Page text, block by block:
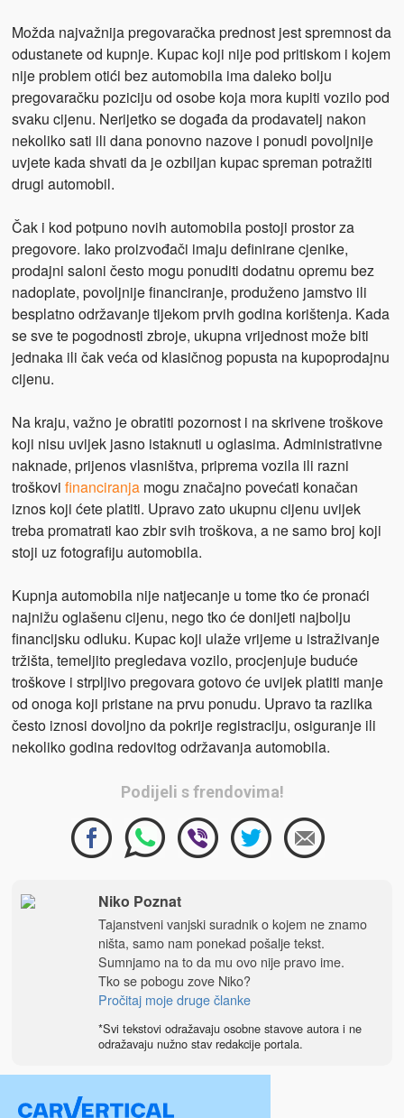
Možda najvažnija pregovaračka prednost jest spremnost da
odustanete od kupnje. Kupac koji nije pod pritiskom i kojem
nije problem otići bez automobila ima daleko bolju
pregovaračku poziciju od osobe koja mora kupiti vozilo pod
svaku cijenu. Nerijetko se događa da prodavatelj nakon
nekoliko sati ili dana ponovno nazove i ponudi povoljnije
uvjete kada shvati da je ozbiljan kupac spreman potražiti
drugi automobil.
Čak i kod potpuno novih automobila postoji prostor za
pregovore. Iako proizvođači imaju definirane cjenike,
prodajni saloni često mogu ponuditi dodatnu opremu bez
nadoplate, povoljnije financiranje, produženo jamstvo ili
besplatno održavanje tijekom prvih godina korištenja. Kada
se sve te pogodnosti zbroje, ukupna vrijednost može biti
jednaka ili čak veća od klasičnog popusta na kupoprodajnu
cijenu.
Na kraju, važno je obratiti pozornost i na skrivene troškove
koji nisu uvijek jasno istaknuti u oglasima. Administrativne
naknade, prijenos vlasništva, priprema vozila ili razni
troškovi financiranjamogu značajno povećati konačan
iznos koji ćete platiti. Upravo zato ukupnu cijenu uvijek
treba promatrati kao zbir svih troškova, a ne samo broj koji
stoji uz fotografiju automobila.
Kupnja automobila nije natjecanje u tome tko će pronaći
najnižu oglašenu cijenu, nego tko će donijeti najbolju
financijsku odluku. Kupac koji ulaže vrijeme u istraživanje
tržišta, temeljito pregledava vozilo, procjenjuje buduće
troškove i strpljivo pregovara gotovo će uvijek platiti manje
od onoga koji pristane na prvu ponudu. Upravo ta razlika
često iznosi dovoljno da pokrije registraciju, osiguranje ili
nekoliko godina redovitog održavanja automobila.
Podijeli s frendovima!
Niko Poznat
Tajanstveni vanjski suradnik o kojem ne znamo
ništa, samo nam ponekad pošalje tekst.
Sumnjamo na to da mu ovo nije pravo ime.
Tko se pobogu zove Niko?
Pročitaj moje druge članke
*Svi tekstovi odražavaju osobne stavove autora i ne
odražavaju nužno stav redakcije portala.